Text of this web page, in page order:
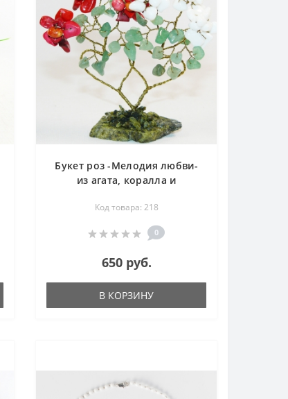
Букет роз -Мелодия любви-
из агата, коралла и
нежность - цветы из камня
Код товара: 218
0
650 руб.
В КОРЗИНУ